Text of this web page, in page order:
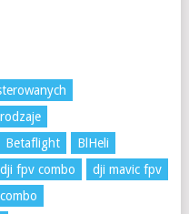
Betaflight
BlHeli
dji fpv combo
dji mavic fpv